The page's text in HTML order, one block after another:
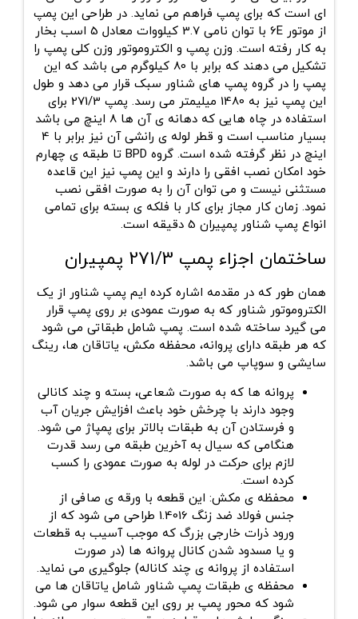
ای است که برای پمپ فراهم می نماید. در طراحی این پمپ
از موتور 6E با توان نامی 3.7 کیلووات معادل 5 اسب بخار
به کار رفته است. وزن پمپ و الکتروموتور وزن کلی پمپ را
تشکیل می دهند که برابر با 80 کیلوگرم می باشد که این
پمپ را در گروه پمپ های شناور سبک قرار می دهد و طول
این پمپ نیز به 1480 میلیمتر می رسد. پمپ 271/3 برای
استفاده در چاه هایی که دهانه ی آن ها 8 اینچ می باشد
بسیار مناسب است و قطر لوله ی رانشی آن نیز برابر با 4
اینچ در نظر گرفته شده است. گروه BPD تا طبقه ی چهارم
خود امکان نصب افقی را دارند و این پمپ نیز این قاعده
مستثنی نیست و می توان آن را به صورت افقی نصب
نمود. زمان کار مجاز برای کار با فلکه ی بسته برای تمامی
انواع پمپ شناور پمپیران 5 دقیقه است.
ساختمان اجزاء پمپ 271/3 پمپیران
همان طور که در مقدمه اشاره کرده ایم پمپ شناور از یک
الکتروموتور شناور که به صورت عمودی بر روی پمپ قرار
می گیرد ساخته شده است. پمپ شامل طبقاتی می شود
که هر طبقه دارای پروانه، محفظه مکش، یاتاقان ها، رینگ
سایشی و سوپاپ می باشد.
پروانه ها که به صورت شعاعی، بسته و چند کانالی
وجود دارند با چرخش خود باعث افزایش جریان آب
و فرستادن آن به طبقات بالاتر برای پمپاژ می شود.
هنگامی که سیال به آخرین طبقه می رسد قدرت
لازم برای حرکت در لوله به صورت عمودی را کسب
کرده است.
محفظه ی مکش: این قطعه با ورقه ی صافی از
جنس فولاد ضد زنگ 1.4016 طراحی می شود که از
ورود ذرات خارجی بزرگ که موجب آسیب به قطعات
و یا مسدود شدن کانال پروانه ها (در صورت
استفاده از پروانه ی چند کاناله) جلوگیری می نماید.
محفظه ی طبقات پمپ شناور شامل یاتاقان ها می
شود که محور پمپ بر روی این قطعه سوار می شود.